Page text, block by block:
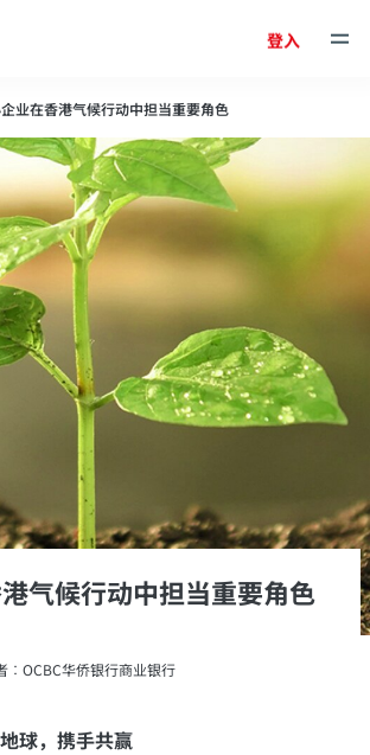
登入
业在香港气候行动中担当重要角色
气候行动中担当重要角色
︰OCBC华侨银行商业银行
球，携手共赢